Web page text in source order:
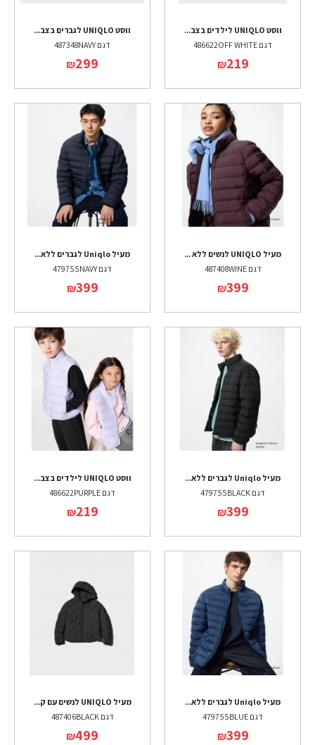
ווסט UNIQLO לילדים בצב...
דגם 486622OFF WHITE
₪219
ווסט UNIQLO לגברים בצב...
דגם 487348NAVY
₪299
מעיל UNIQLO לנשים ללא ...
דגם 487408WINE
₪399
מעיל Uniqlo לגברים ללא...
דגם 479755NAVY
₪399
מעיל Uniqlo לגברים ללא...
דגם 479755BLACK
₪399
ווסט UNIQLO לילדים בצב...
דגם 486622PURPLE
₪219
מעיל Uniqlo לגברים ללא...
דגם 479755BLUE
₪399
מעיל UNIQLO לנשים עם ק...
דגם 487406BLACK
₪499